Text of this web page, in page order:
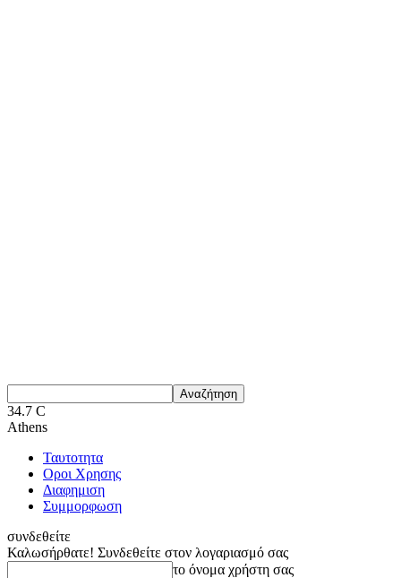
34.7 C
Athens
Ταυτοτητα
Οροι Χρησης
Διαφημιση
Συμμορφωση
συνδεθείτε
Καλωσήρθατε! Συνδεθείτε στον λογαριασμό σας
το όνομα χρήστη σας